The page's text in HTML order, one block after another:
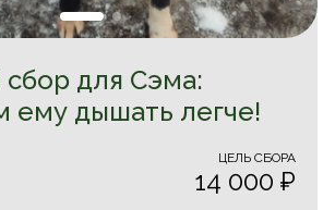
для Сэма:
ему дышать легче!
ЦЕЛЬ СБОРА
14 000 ₽